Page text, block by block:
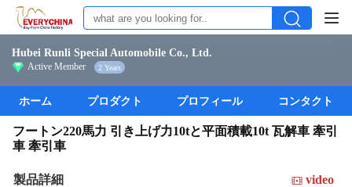
Hubei Runli Special Automobile Co., Ltd.
Active Member 2 Years
ホーム プロダクト プロフィール コンタクト
フートン220馬力 引き上げ力10tと平面積載10t 瓦解車 牽引
車 牽引車
製品詳細 video